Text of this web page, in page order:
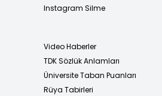
Instagram Silme
Video Haberler
TDK Sözlük Anlamları
Üniversite Taban Puanları
Rüya Tabirleri